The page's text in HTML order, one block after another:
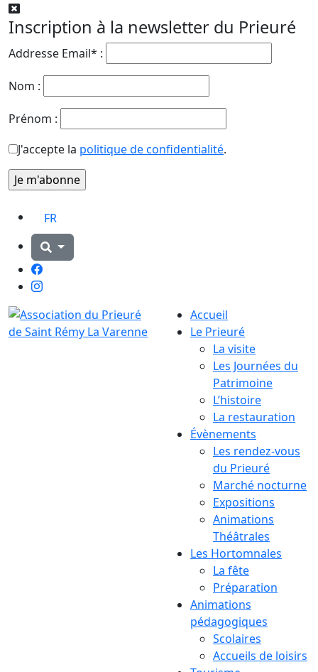
Inscription à la newsletter du Prieuré
Addresse Email* :
Nom :
Prénom :
J'accepte la politique de confidentialité.
FR
Facebook
Instagram
Accueil
Le Prieuré
La visite
Les Journées du
Patrimoine
L’histoire
La restauration
Évènements
Les rendez-vous
du Prieuré
Marché nocturne
Expositions
Animations
Théâtrales
Les Hortomnales
La fête
Préparation
Animations
pédagogiques
Scolaires
Accueils de loisirs